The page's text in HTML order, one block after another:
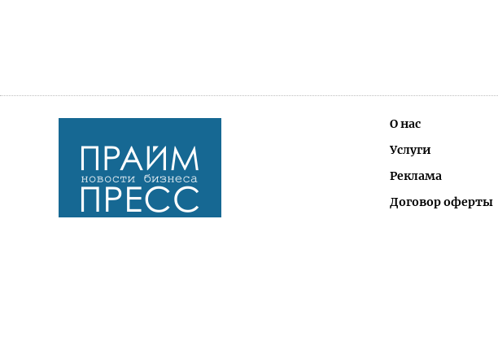
О нас
Услуги
Реклама
Договор оферты